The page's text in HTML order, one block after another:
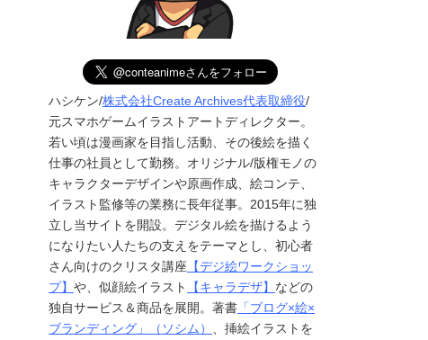
ハシケン/株式会社Create Archives代表取締役/
元スマホゲームイラストアートディレクター。
若い頃は漫画家を目指し活動、その後絵を描く
仕事の社員として勤務。オリジナル/版権モノの
キャラクターデザインや原画作成、絵コンテ、
イラスト監修等の業務に長年従事。2015年に独
立し当サイトを開設。デジタル絵を描けるよう
になりたい人たちの支えをテーマとし、初心者
さん向けのクリスタ講座 【デジ絵ワークショッ
プ】 や、似顔絵イラスト 【キャラデザ】 などの
独自サービス＆商品を展開。著書 「ブログ×絵×
ブランディング」（ソシム）
、挿絵イラストを